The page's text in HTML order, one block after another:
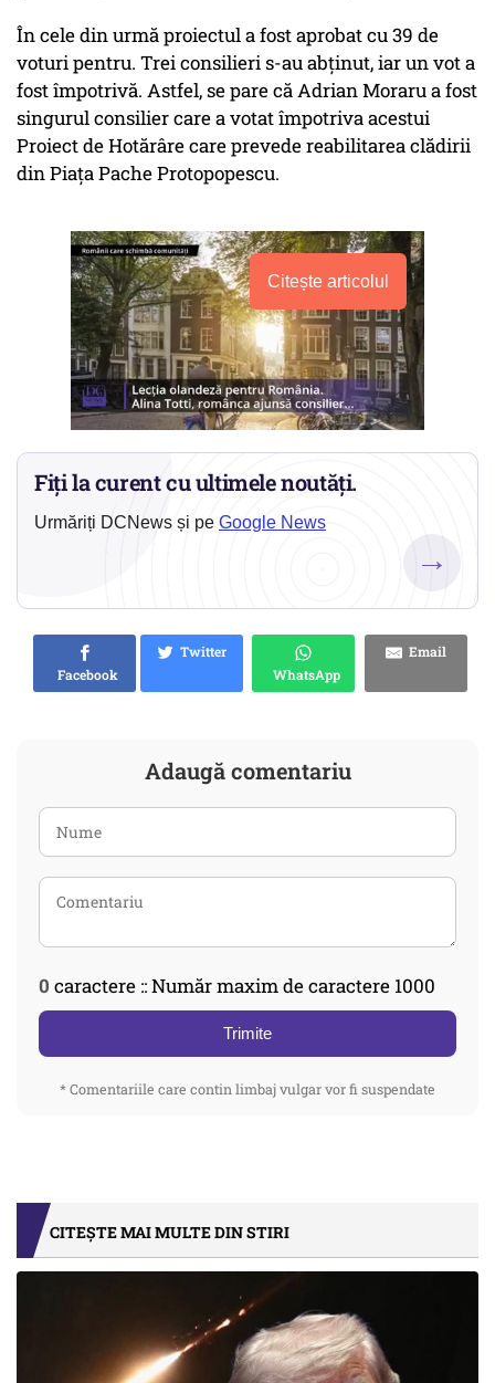
În cele din urmă proiectul a fost aprobat cu 39 de
voturi pentru. Trei consilieri s-au abținut, iar un vot a
fost împotrivă. Astfel, se pare că Adrian Moraru a fost
singurul consilier care a votat împotriva acestui
Proiect de Hotărâre care prevede reabilitarea clădirii
din Piața Pache Protopopescu.
Citește articolul
Fiți la curent cu ultimele noutăți.
Urmăriți DCNews și pe Google News
→
Facebook
Twitter
WhatsApp
Email
Adaugă comentariu
0 caractere :: Număr maxim de caractere 1000
Trimite
* Comentariile care contin limbaj vulgar vor fi suspendate
CITEȘTE MAI MULTE DIN STIRI